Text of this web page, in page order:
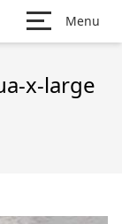
Menu
x-large